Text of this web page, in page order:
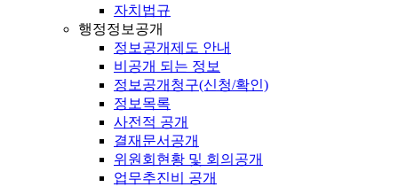
자치법규
행정정보공개
정보공개제도 안내
비공개 되는 정보
정보공개청구(신청/확인)
정보목록
사전적 공개
결재문서공개
위원회현황 및 회의공개
업무추진비 공개